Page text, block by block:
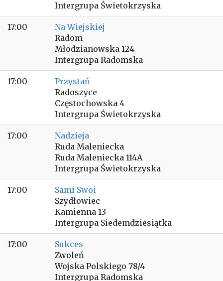
Intergrupa Świetokrzyska
17:00
Na Wiejskiej
Radom
Młodzianowska 124
Intergrupa Radomska
17:00
Przystań
Radoszyce
Częstochowska 4
Intergrupa Świetokrzyska
17:00
Nadzieja
Ruda Maleniecka
Ruda Maleniecka 114A
Intergrupa Świetokrzyska
17:00
Sami Swoi
Szydłowiec
Kamienna 13
Intergrupa Siedemdziesiątka
17:00
Sukces
Zwoleń
Wojska Polskiego 78/4
Intergrupa Radomska